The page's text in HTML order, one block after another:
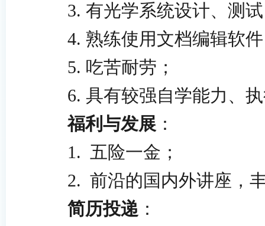
3. 有光学系统设计、测
4. 熟练使用文档编辑软
5. 吃苦耐劳；
6. 具有较强自学能力、
福利与发展 ：
1. 五险一金；
2. 前沿的国内外讲座，
简历投递 ：